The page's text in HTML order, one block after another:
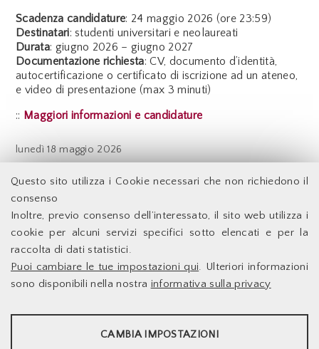
Questo sito utilizza i Cookie necessari che non richiedono il
consenso
Inoltre, previo consenso dell’interessato, il sito web utilizza i
cookie per alcuni servizi specifici sotto elencati e per la
raccolta di dati statistici.
Puoi cambiare le tue impostazioni qui. Ulteriori informazioni
sono disponibili nella nostra informativa sulla privacy
STATISTICHE
CAMBIA IMPOSTAZIONI
Scadenza candidature: 24 maggio 2026 (ore 23:59)
Destinatari: studenti universitari e neolaureati
Durata: giugno 2026 – giugno 2027
Documentazione richiesta: CV, documento d’identità,
autocertificazione o certificato di iscrizione ad un ateneo,
e video di presentazione (max 3 minuti)
:: Maggiori informazioni e candidature
lunedì18 maggio 2026
Indietro
Facoltà di Economia - Università degli Studi di Roma
Accessibilità
Dove Siamo
Docenti
Facoltà di Economia
Roma Tor Vergata
Via Columbia,2